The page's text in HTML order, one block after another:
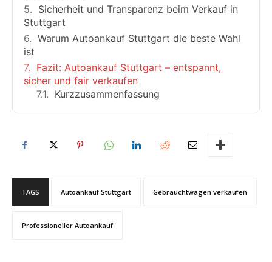
Sicherheit und Transparenz beim Verkauf in
Stuttgart
Warum Autoankauf Stuttgart die beste Wahl
ist
Fazit: Autoankauf Stuttgart – entspannt,
sicher und fair verkaufen
Kurzzusammenfassung
TAGS Autoankauf Stuttgart Gebrauchtwagen verkaufen
Professioneller Autoankauf